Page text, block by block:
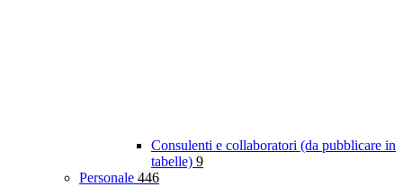
Consulenti e collaboratori (da pubblicare in
tabelle) 9
Personale 446